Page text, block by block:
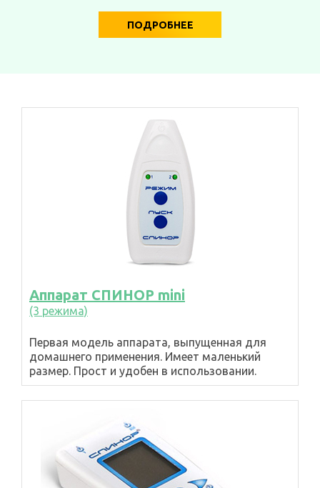
ПОДРОБНЕЕ
Аппарат СПИНОР mini
(3 режима)
Первая модель аппарата, выпущенная для
домашнего применения. Имеет маленький
размер. Прост и удобен в использовании.